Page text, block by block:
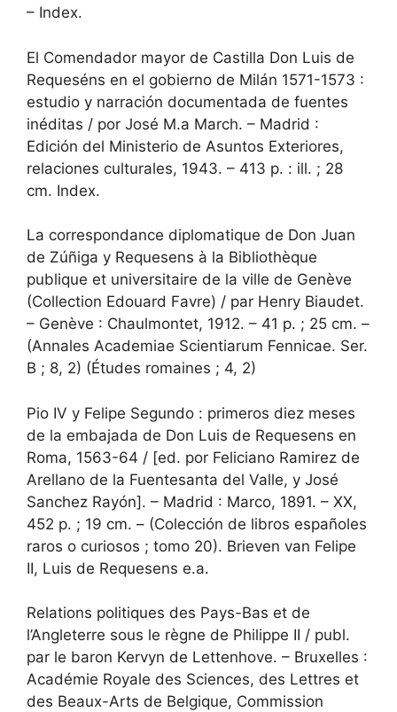
– Index.
El Comendador mayor de Castilla Don Luis de
Requeséns en el gobierno de Milán 1571-1573 :
estudio y narración documentada de fuentes
inéditas / por José M.a March. – Madrid :
Edición del Ministerio de Asuntos Exteriores,
relaciones culturales, 1943. – 413 p. : ill. ; 28
cm. Index.
La correspondance diplomatique de Don Juan
de Zúñiga y Requesens à la Bibliothèque
publique et universitaire de la ville de Genève
(Collection Edouard Favre) / par Henry Biaudet.
– Genève : Chaulmontet, 1912. – 41 p. ; 25 cm. –
(Annales Academiae Scientiarum Fennicae. Ser.
B ; 8, 2) (Études romaines ; 4, 2)
Pio IV y Felipe Segundo : primeros diez meses
de la embajada de Don Luis de Requesens en
Roma, 1563-64 / [ed. por Feliciano Ramirez de
Arellano de la Fuentesanta del Valle, y José
Sanchez Rayón]. – Madrid : Marco, 1891. – XX,
452 p. ; 19 cm. – (Colección de libros españoles
raros o curiosos ; tomo 20). Brieven van Felipe
II, Luis de Requesens e.a.
Relations politiques des Pays-Bas et de
l’Angleterre sous le règne de Philippe II / publ.
par le baron Kervyn de Lettenhove. – Bruxelles :
Académie Royale des Sciences, des Lettres et
des Beaux-Arts de Belgique, Commission